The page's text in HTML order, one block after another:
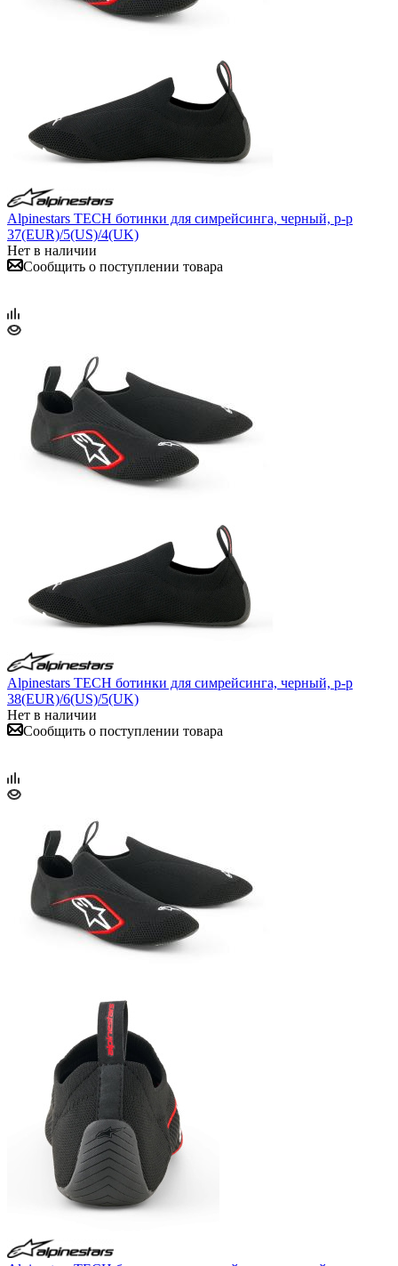
Alpinestars TECH ботинки для симрейсинга, черный, р-р
37(EUR)/5(US)/4(UK)
Нет в наличии
Сообщить о поступлении товара
Alpinestars TECH ботинки для симрейсинга, черный, р-р
38(EUR)/6(US)/5(UK)
Нет в наличии
Сообщить о поступлении товара